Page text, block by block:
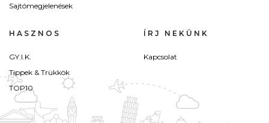
Sajtómegjelenések
HASZNOS
GY.I.K.
Tippek & Trükkök
TOP10
ÍRJ NEKÜNK
Kapcsolat